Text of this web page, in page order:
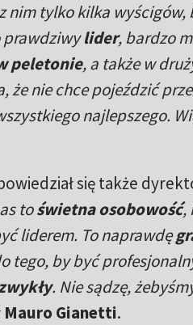
nim tylko kilka
prawdziwylider, bardzo
peletonie, a także w
że nie chce pojeździć
najlepszego.
się także
toświetna osobowość,
liderem. To naprawdę
tego, by być
. Nie sądzę,
Mauro Gianetti.